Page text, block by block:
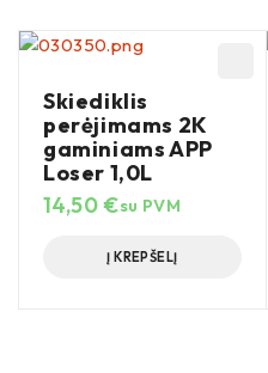
Skiediklis
perėjimams 2K
gaminiams APP
Loser 1,0L
14,50€su PVM
Į KREPŠELĮ